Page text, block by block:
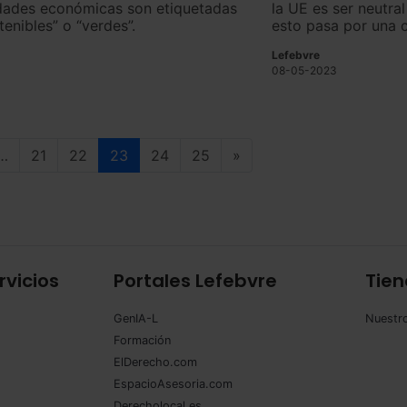
económicas son etiquetadas
o “verdes”.
la UE es ser
esto pasa por una
Lefebvre
08-05-2023
21 22 23 24 25 »
Portales Lefebvre
GenIA-L
Formación
ElDerecho.com
EspacioAsesoria.com